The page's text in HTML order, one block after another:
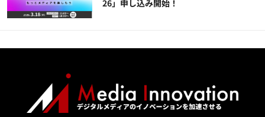
26」申し込み開始！